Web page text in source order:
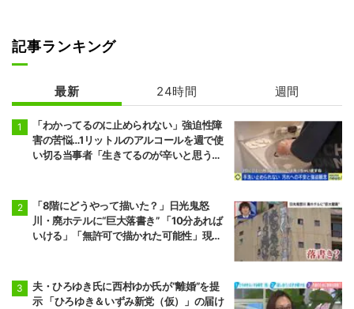
記事ランキング
最新 24時間 週間
「わかってるのに止められない」強迫性障
害の苦悩…1リットルのアルコールを週で使
い切る当事者「生きてるのが辛いと思うこ
「8階にどうやって描いた？」日光鬼怒
川・廃ホテルに“巨大落書き” 「10分あれば
いける」「無許可で描かれた可能性」現役
夫・ひろゆき氏に西村ゆか氏が“離婚”を提
示 「ひろゆき＆いずみ新党（仮）」の届け